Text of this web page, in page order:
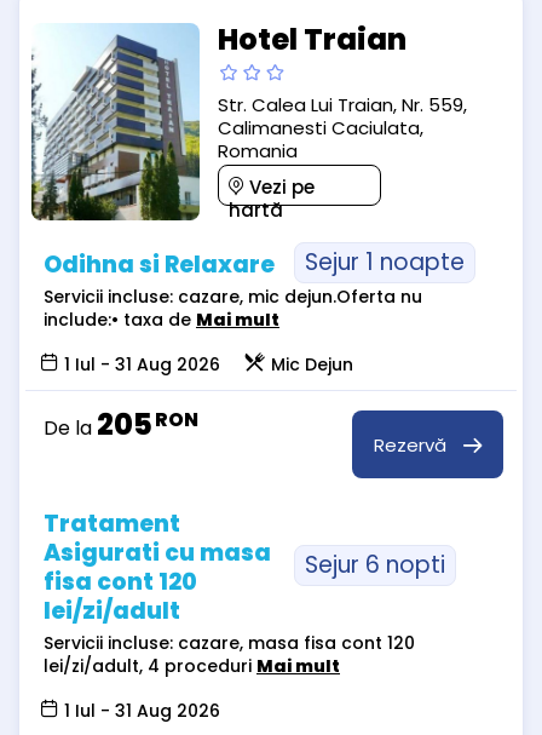
Hotel Traian
Str. Calea Lui Traian, Nr. 559,
Calimanesti Caciulata,
Romania
Vezi pe
hartă
Odihna si Relaxare Sejur 1 noapte
Servicii incluse: cazare, mic dejun.Oferta nu
include:• taxa de Mai mult
1 Iul - 31 Aug 2026
Mic Dejun
De la 205RON
Rezervă
Tratament
Asigurati cu masa
fisa cont 120
lei/zi/adult
Sejur 6 nopti
Servicii incluse: cazare, masa fisa cont 120
lei/zi/adult, 4 proceduri Mai mult
1 Iul - 31 Aug 2026